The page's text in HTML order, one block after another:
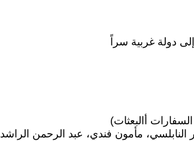
أالبعثات)
مأمون فندي، عبد الرحمن